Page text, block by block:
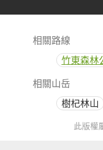
相關路線
竹東森林
相關山岳
樹杞林山
此版權